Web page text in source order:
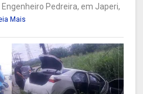
Pedreira, em Japeri,
Mais